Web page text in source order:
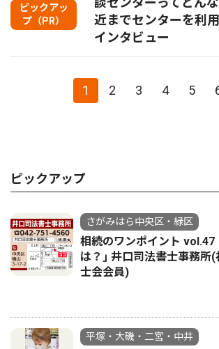
ピックアッ
プ（PR）
近までセンターを利
インタビュー
1 2 3 4 5
ピックアップ
さがみはら中央区・緑区
相続のワンポイント vol.47
は？｣ 井口司法書士事務所
士会会員)
平塚・大磯・二宮・中井